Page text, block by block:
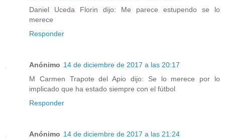
Daniel Uceda Florin dijo: Me parece estupendo se lo
merece
Responder
Anónimo 14 de diciembre de 2017 a las 20:17
M Carmen Trapote del Apio dijo: Se lo merece por lo
implicado que ha estado siempre con el fútbol
Responder
Anónimo 14 de diciembre de 2017 a las 21:24